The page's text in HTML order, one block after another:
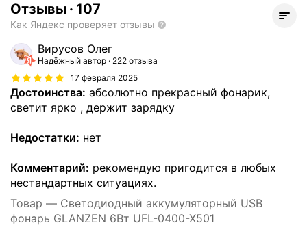
Отзывы · 107
Как Яндекс проверяет отзывы
Вирусов Олег
Надёжный автор
222 отзыва
17 февраля 2025
Достоинства: абсолютно прекрасный фонарик,
светит ярко , держит зарядку
Недостатки: нет
Комментарий: рекомендую пригодится в любых
нестандартных ситуациях.
Товар — Светодиодный аккумуляторный USB
фонарь GLANZEN 6Вт UFL-0400-X501